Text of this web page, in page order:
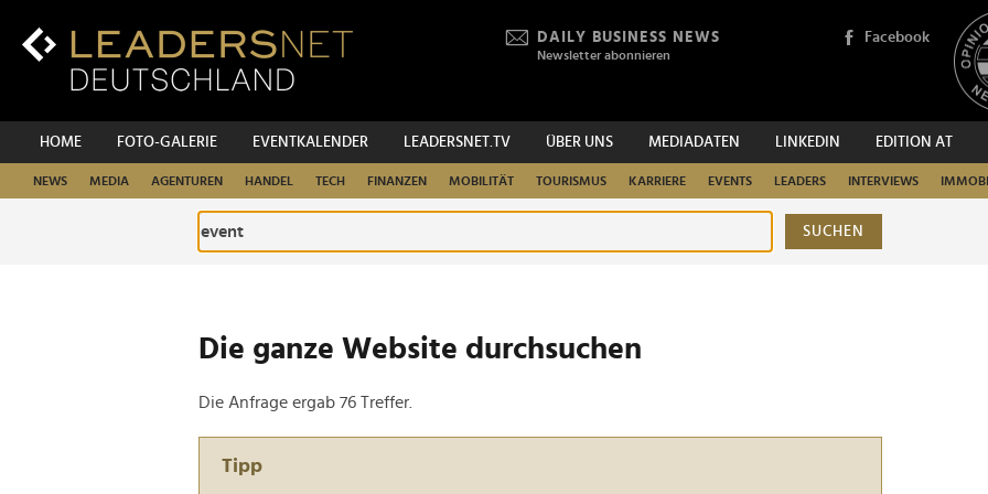
Inhalt
DAILY BUSINESS NEWS
Newsletter abonnieren
Facebook
HOME FOTO-GALERIE EVENTKALENDER LEADERSNET.TV ÜBER UNS MEDIADATEN LINKEDIN EDITION AT
NEWS MEDIA AGENTUREN HANDEL TECH FINANZEN MOBILITÄT TOURISMUS KARRIERE EVENTS LEADERS INTERVIEWS
SUCHEN
Die ganze Website durchsuchen
Die Anfrage ergab 76 Treffer.
Tipp